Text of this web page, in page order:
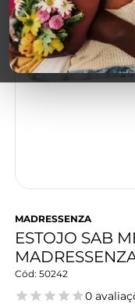
MADRESSENZA
ESTOJO SAB
50242
0